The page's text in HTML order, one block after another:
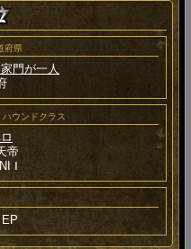
府県
門が一人
ウンドクラス
帝
Ⅰ